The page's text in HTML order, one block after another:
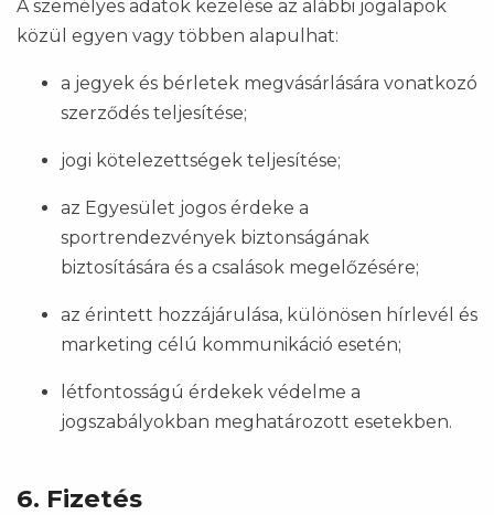
A személyes adatok kezelése az alábbi jogalapok
közül egyen vagy többen alapulhat:
a jegyek és bérletek megvásárlására vonatkozó
szerződés teljesítése;
jogi kötelezettségek teljesítése;
az Egyesület jogos érdeke a
sportrendezvények biztonságának
biztosítására és a csalások megelőzésére;
az érintett hozzájárulása, különösen hírlevél és
marketing célú kommunikáció esetén;
létfontosságú érdekek védelme a
jogszabályokban meghatározott esetekben.
6. Fizetés